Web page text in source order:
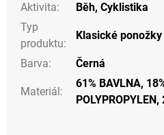
Aktivita: Běh, Cyklistika
Typ
produktu:
Klasické ponožky
Barva: Černá
Materiál:
61% BAVLNA,